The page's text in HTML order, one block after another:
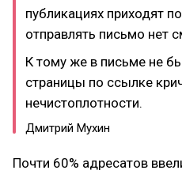
публикациях приходят
отправлять письмо нет
К тому же в письме не
страницы по ссылке
нечистоплотности.
Дмитрий Мухин
Почти 60% адресатов